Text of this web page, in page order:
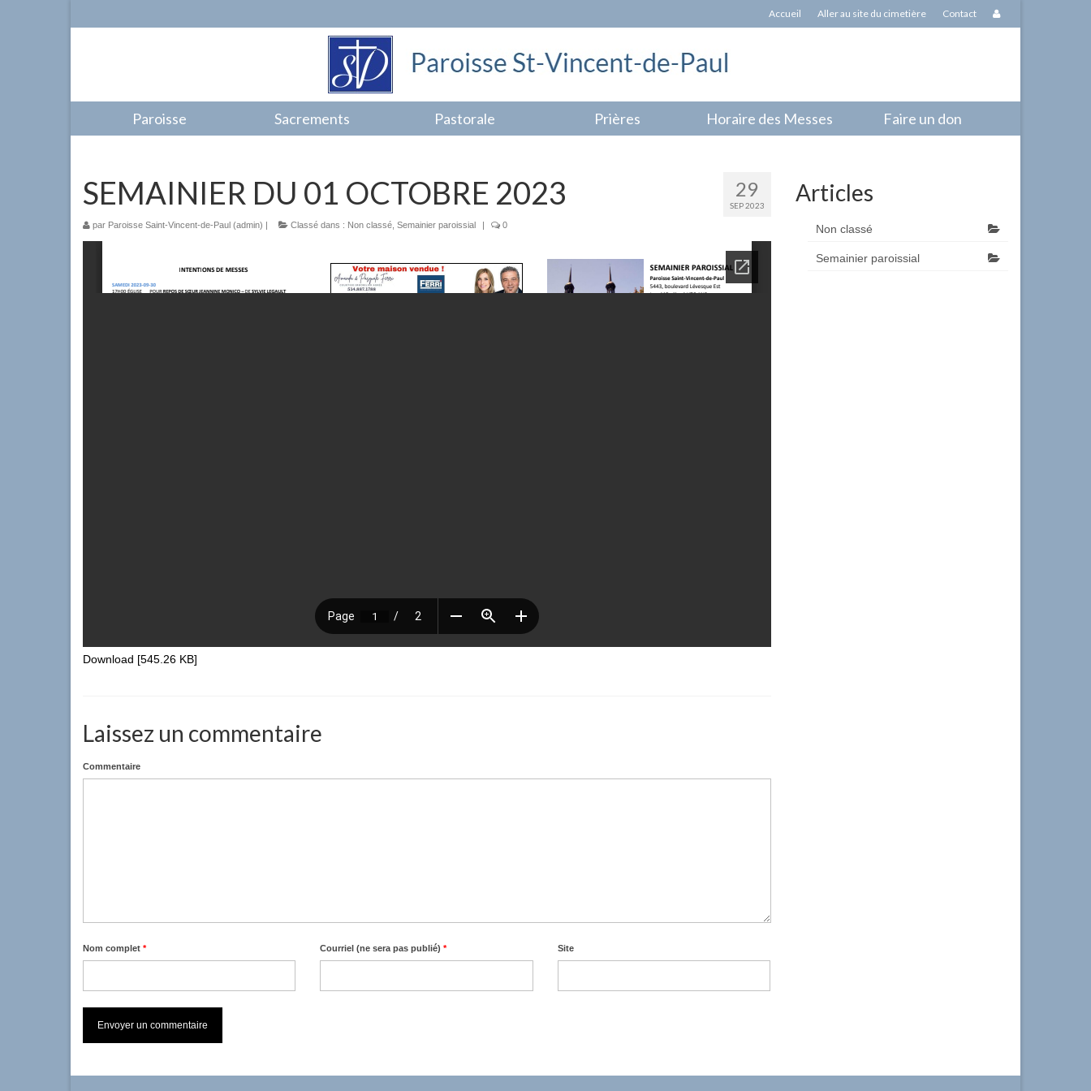
Accueil Aller au site du cimetière Contact
Paroisse Sacrements Pastorale Prières Horaire des Messes Faire un don
29
SEP 2023
SEMAINIER DU 01 OCTOBRE 2023
par Paroisse Saint-Vincent-de-Paul (admin) | Classé dans : Non classé Semainier paroissial | 0
Download [545.26 KB]
Laissez un commentaire
Commentaire
Nom complet * Courriel (ne sera pas publié)* Site
Articles
Non classé
Semainier paroissial